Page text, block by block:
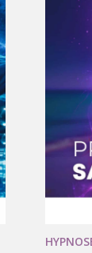
la